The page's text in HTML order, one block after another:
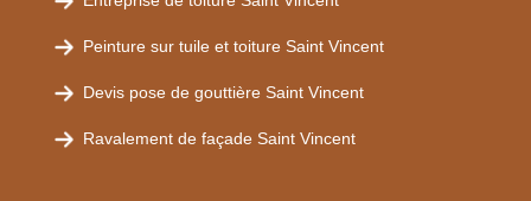
Peinture sur tuile et toiture Saint Vincent
Devis pose de gouttière Saint Vincent
Ravalement de façade Saint Vincent